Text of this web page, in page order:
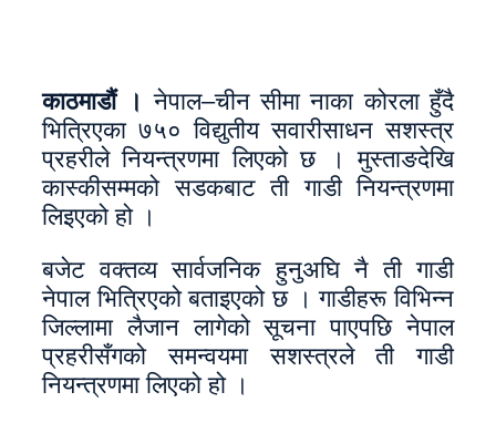
काठमाडाैं ।नेपाल–चीन सीमा नाका कोरला हुँदै
भित्रिएका ७५० विद्युतीय सवारीसाधन सशस्त्र
प्रहरीले नियन्त्रणमा लिएको छ । मुस्ताङदेखि
कास्कीसम्मको सडकबाट ती गाडी नियन्त्रणमा
लिइएको हो ।
बजेट वक्तव्य सार्वजनिक हुनुअघि नै ती गाडी
नेपाल भित्रिएको बताइएको छ । गाडीहरू विभिन्न
जिल्लामा लैजान लागेको सूचना पाएपछि नेपाल
प्रहरीसँगको समन्वयमा सशस्त्रले ती गाडी
नियन्त्रणमा लिएको हो ।